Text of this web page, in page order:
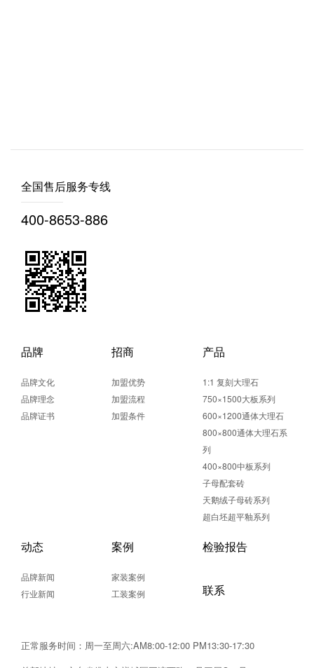
全国售后服务专线
400-8653-886
品牌
品牌文化
品牌理念
品牌证书
招商
加盟优势
加盟流程
加盟条件
产品
1:1 复刻大理石
750×1500大板系列
600×1200通体大理石
800×800通体大理石系
列
400×800中板系列
子母配套砖
天鹅绒子母砖系列
超白坯超平釉系列
动态
品牌新闻
行业新闻
案例
家装案例
工装案例
检验报告
联系
正常服务时间：周一至周六:AM8:00-12:00 PM13:30-17:30